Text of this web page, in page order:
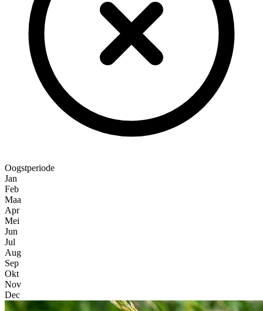
Oogstperiode
Jan
Feb
Maa
Apr
Mei
Jun
Jul
Aug
Sep
Okt
Nov
Dec